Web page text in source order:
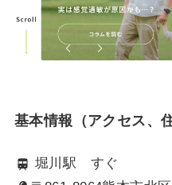
基本情報（アクセス、
堀川駅 すぐ